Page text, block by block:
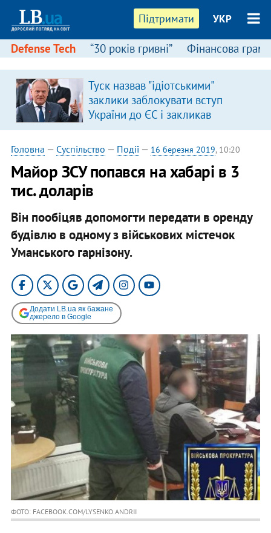
Підтримати УКР
Defense Tech “30 років гривні” Фінансова
Туск назвав "ідіотськими"
заклики заблокувати вступ
України до ЄС і закликав
припинити антиукраїнську
риторику
Головна — Суспільство — Події— 16 березня 2019, 10:20
Майор ЗСУ попався на хабарі в 3
тис. доларів
Він пообіцяв допомогти передати в оренду
будівлю в одному з військових містечок
Уманського гарнізону.
Додати LB.ua як бажане
джерело в Google
ФОТО: FACEBOOK.COM/LYSENKO.ANDRII